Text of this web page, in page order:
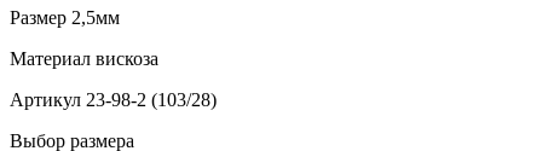
Размер 2,5мм
Материал вискоза
Артикул 23-98-2 (103/28)
Выбор размера